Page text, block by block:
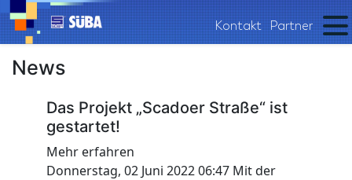
Kontakt Partner
News
Das Projekt „Scadoer Straße“ ist
gestartet!
Mehr erfahren
Donnerstag, 02 Juni 2022 06:47 Mit der